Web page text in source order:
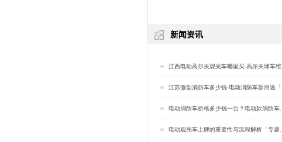
新闻资讯
江西电动高尔夫观光车哪里买-高尔夫球车维护「专菱」…
江苏微型消防车多少钱-电动消防车新用途「专菱」…
电动消防车价格多少钱一台？电动款消防车噪音小「专菱」…
电动观光车上牌的重要性与流程解析「专菱」…